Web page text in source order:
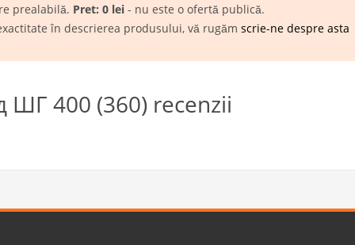
prealabilă. Pret: 0 lei - nu este o ofertă publică.
în descrierea produsului, vă rugăm scrie-ne despre asta
ШГ 400 (360) recenzii